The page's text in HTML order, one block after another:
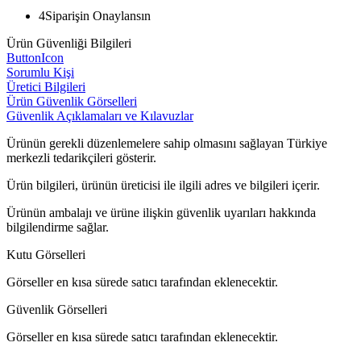
4Siparişin Onaylansın
Ürün Güvenliği Bilgileri
ButtonIcon
Sorumlu Kişi
Üretici Bilgileri
Ürün Güvenlik Görselleri
Güvenlik Açıklamaları ve Kılavuzlar
Ürünün gerekli düzenlemelere sahip olmasını sağlayan Türkiye
merkezli tedarikçileri gösterir.
Ürün bilgileri, ürünün üreticisi ile ilgili adres ve bilgileri içerir.
Ürünün ambalajı ve ürüne ilişkin güvenlik uyarıları hakkında
bilgilendirme sağlar.
Kutu Görselleri
Görseller en kısa sürede satıcı tarafından eklenecektir.
Güvenlik Görselleri
Görseller en kısa sürede satıcı tarafından eklenecektir.